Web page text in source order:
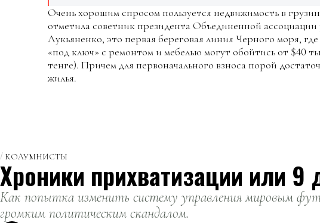
Очень хорошим спросом пользуется недвижимость в
отметила советник президента Объединенной
Лукьяненко, это первая береговая линия Черного моря,
«под ключ» с ремонтом и мебелью могут обойтись от $40
тенге). Причем для первоначального взноса порой
жилья.
КОЛУМНИСТЫ
Хроники прихватизации или 9
Как попытка изменить систему управления мировым
громким политическим скандалом.